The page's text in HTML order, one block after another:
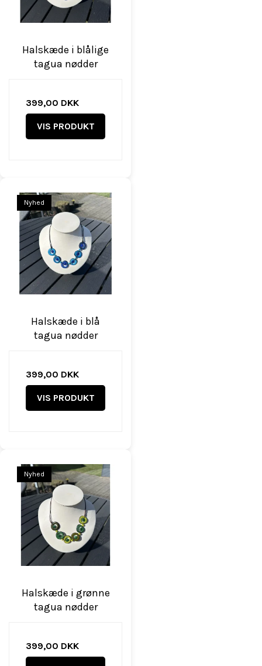
Halskæde i blålige
tagua nødder
399,00 DKK
VIS PRODUKT
Nyhed
Halskæde i blå
tagua nødder
399,00 DKK
VIS PRODUKT
Nyhed
Halskæde i grønne
tagua nødder
399,00 DKK